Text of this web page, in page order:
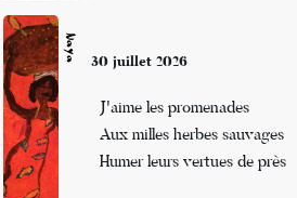
Naya 30 juillet 2026
J'aime les promenades
Aux milles herbes sauvages
Humer leurs vertues de près